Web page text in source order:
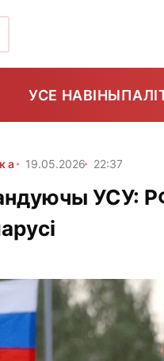
УСЕ НАВІНЫ
19.05.2026 22:37
УСУ: РФ